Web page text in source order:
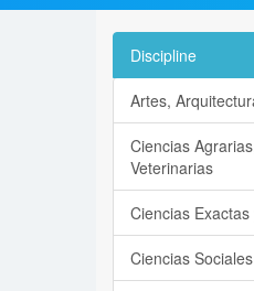
Discipline
Artes,
Ciencias
Veterinarias
Ciencias
Ciencias Sociales